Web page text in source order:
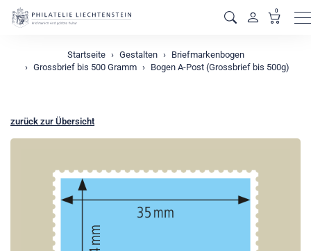
0
Startseite Gestalten
Briefmarkenbogen
Grossbrief bis 500 Gramm
Bogen A-Post (Grossbrief bis 500g)
zurück zur Übersicht